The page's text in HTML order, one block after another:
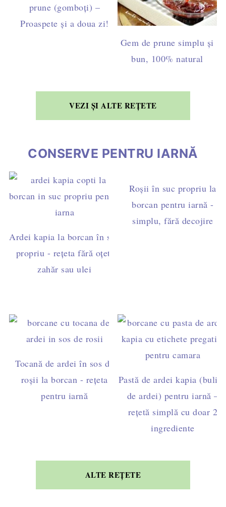
prune (gomboți) –
Proaspete și a doua zi!
Gem de prune simplu și
bun, 100% natural
VEZI ȘI ALTE REȚETE
CONSERVE PENTRU IARNĂ
Ardei kapia la borcan în suc
propriu - rețeta fără oțet,
zahăr sau ulei
Roșii în suc propriu la
borcan pentru iarnă -
simplu, fără decojire
Tocană de ardei în sos de
roșii la borcan - rețeta
pentru iarnă
Pastă de ardei kapia
de ardei) pentru iarnă –
rețetă simplă cu doar 2
ingrediente
ALTE REȚETE